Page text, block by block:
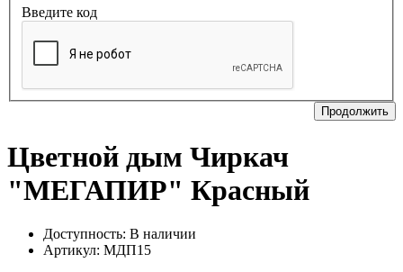
Введите код
Продолжить
Цветной дым Чиркач
"МЕГАПИР" Красный
Доступность: В наличии
Артикул: МДП15